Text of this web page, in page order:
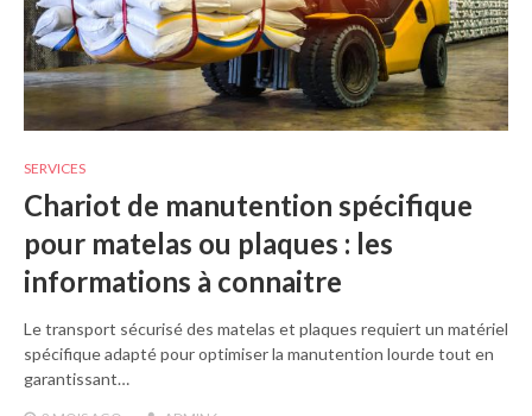
SERVICES
Chariot de manutention spécifique
pour matelas ou plaques : les
informations à connaitre
Le transport sécurisé des matelas et plaques requiert un matériel
spécifique adapté pour optimiser la manutention lourde tout en
garantissant…